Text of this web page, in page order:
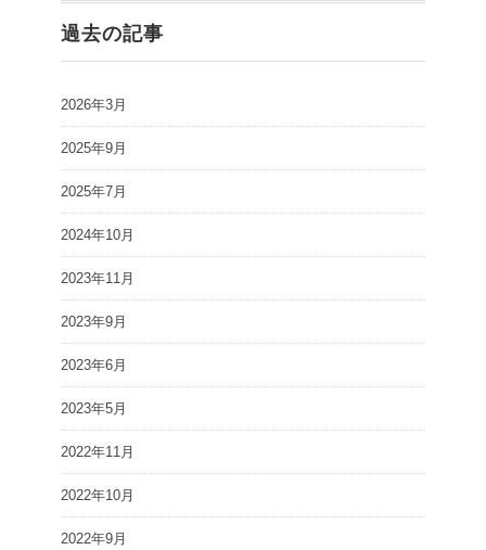
過去の記事
2026年3月
2025年9月
2025年7月
2024年10月
2023年11月
2023年9月
2023年6月
2023年5月
2022年11月
2022年10月
2022年9月